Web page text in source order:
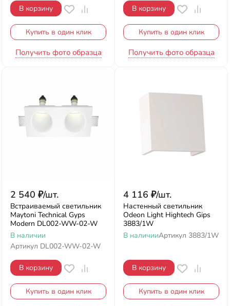
В корзину
Купить в один клик
Получить фото образца
В корзину
Купить в один клик
Получить фото образца
2 540 ₽/шт.
Встраиваемый светильник
Maytoni Technical Gyps
Modern DL002-WW-02-W
В наличии
Артикул DL002-WW-02-W
В корзину
Купить в один клик
4 116 ₽/шт.
Настенный светильник
Odeon Light Hightech Gips
3883/1W
В наличииАртикул 3883/1W
В корзину
Купить в один клик